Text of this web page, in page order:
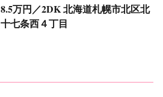
8.5万円／2DK北海道札幌市北区北
十七条西４丁目